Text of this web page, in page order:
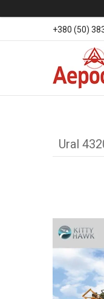
+380 (50)
Ural